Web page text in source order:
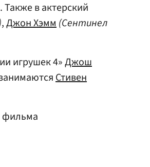
в актерский
,Джон Хэмм(Сентинел
игрушек 4»Джош
Стивен
фильма